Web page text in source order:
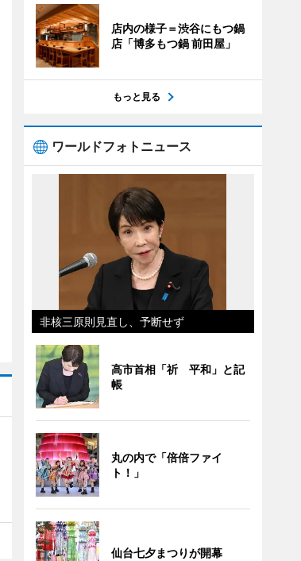
店内の様子＝渋谷にもつ鍋
店「博多もつ鍋 前田屋」
もっと見る
ワールドフォトニュース
非核三原則見直し、予断せず
高市首相「祈 平和」と記
帳
丸の内で「倍倍ファイ
ト！」
仙台七夕まつりが開幕